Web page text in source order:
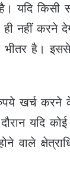
यदि
नहीं करने
है। इससे
खर्च करने
यदि कोई
वाले